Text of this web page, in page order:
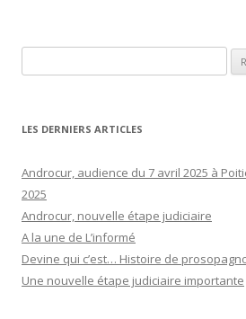
LES DERNIERS ARTICLES
Androcur, audience du 7 avril 2025 à
2025
Androcur, nouvelle étape judiciaire
A la une de L’informé
Devine qui c’est… Histoire de
Une nouvelle étape judiciaire importante